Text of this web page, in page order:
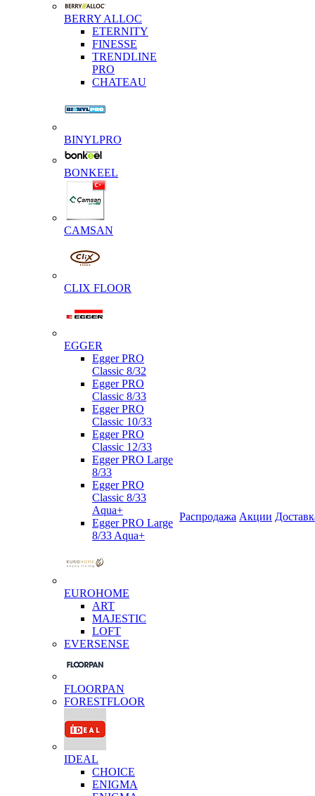
BERRY ALLOC
ETERNITY
FINESSE
TRENDLINE
PRO
CHATEAU
BINYLPRO
BONKEEL
CAMSAN
CLIX FLOOR
EGGER
Egger PRO
Classic 8/32
Egger PRO
Classic 8/33
Egger PRO
Classic 10/33
Egger PRO
Classic 12/33
Egger PRO Large
8/33
Egger PRO
Classic 8/33
Aqua+
Egger PRO Large
8/33 Aqua+
EUROHOME
ART
MAJESTIC
LOFT
EVERSENSE
FLOORPAN
FORESTFLOOR
IDEAL
CHOICE
ENIGMA
Распродажа Акции